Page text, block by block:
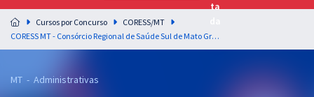
Preparação completa e intensiva para as principais
residências em saúde do Brasil
Cursos por Concurso
CORESS/MT
CORESS MT - Consórcio Regional de Saúde Sul de Mato Grosso - Gramática - Professor: Elias Santana
MT - Administrativas